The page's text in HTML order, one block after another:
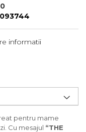
informatii
pentru mame
Cu mesajul “THE